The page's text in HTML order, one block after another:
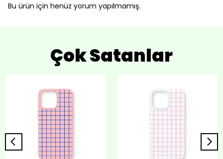
Bu ürün için henüz yorum yapılmamış.
Çok Satanlar